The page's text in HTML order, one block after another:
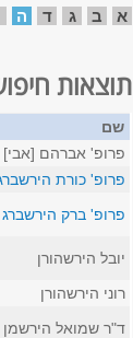
א ב ג ד ה
תוצאות
שם
פרופ' אברהם [אבי]
פרופ' כורת
פרופ' ברק הירשברג
יובל הירשהורן
רוני הירשהורן
ד"ר שמואל הירשמן